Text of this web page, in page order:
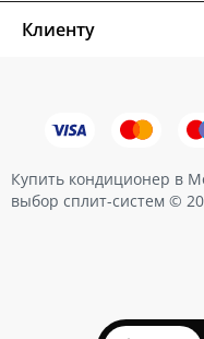
Клиенту
Купить кондиционер в
выбор сплит-систем ©